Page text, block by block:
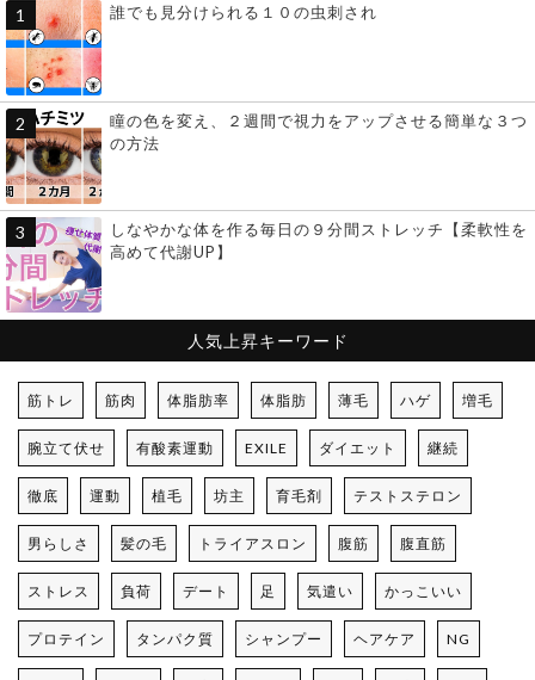
誰でも見分けられる１０の虫刺され
瞳の色を変え、２週間で視力をアップさせる簡単な３つ
の方法
しなやかな体を作る毎日の９分間ストレッチ【柔軟性を
高めて代謝UP】
人気上昇キーワード
筋トレ 筋肉 体脂肪率 体脂肪 薄毛 ハゲ 増毛
腕立て伏せ 有酸素運動 EXILE ダイエット 継続
徹底 運動 植毛 坊主 育毛剤 テストステロン
男らしさ 髪の毛 トライアスロン 腹筋 腹直筋
ストレス 負荷 デート 足 気遣い かっこいい
プロテイン タンパク質 シャンプー ヘアケア NG